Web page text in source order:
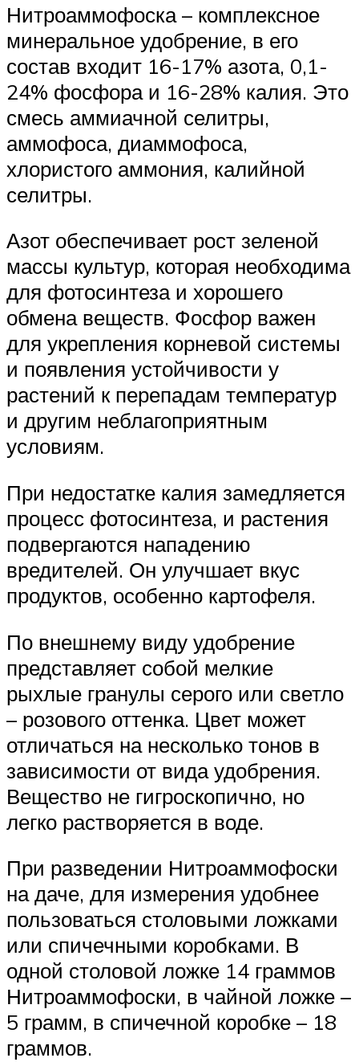
Нитроаммофоска – комплексное
минеральное удобрение, в его
состав входит 16-17% азота, 0,1-
24% фосфора и 16-28% калия. Это
смесь аммиачной селитры,
аммофоса, диаммофоса,
хлористого аммония, калийной
селитры.
Азот обеспечивает рост зеленой
массы культур, которая необходима
для фотосинтеза и хорошего
обмена веществ. Фосфор важен
для укрепления корневой системы
и появления устойчивости у
растений к перепадам температур
и другим неблагоприятным
условиям.
При недостатке калия замедляется
процесс фотосинтеза, и растения
подвергаются нападению
вредителей. Он улучшает вкус
продуктов, особенно картофеля.
По внешнему виду удобрение
представляет собой мелкие
рыхлые гранулы серого или светло
– розового оттенка. Цвет может
отличаться на несколько тонов в
зависимости от вида удобрения.
Вещество не гигроскопично, но
легко растворяется в воде.
При разведении Нитроаммофоски
на даче, для измерения удобнее
пользоваться столовыми ложками
или спичечными коробками. В
одной столовой ложке 14 граммов
Нитроаммофоски, в чайной ложке –
5 грамм, в спичечной коробке – 18
граммов.